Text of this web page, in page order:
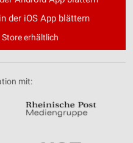
der iOS App blättern
erhältlich
mit: